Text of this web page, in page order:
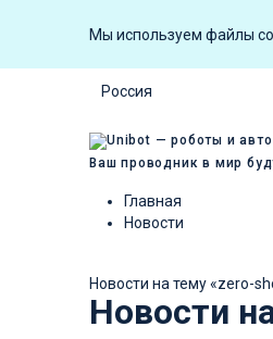
Мы используем файлы
Россия
Ваш проводник в мир
Главная
Новости
Новости на тему «zero-
Новости